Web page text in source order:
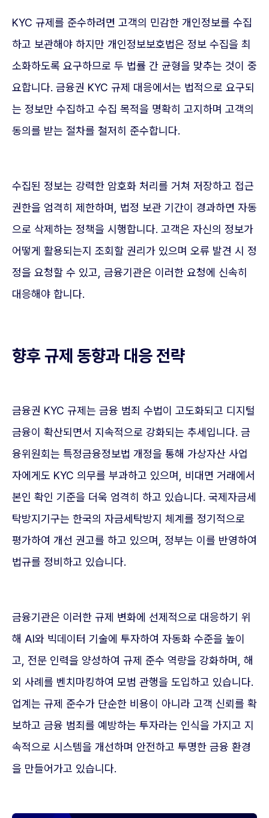
KYC 규제를 준수하려면 고객의 민감한 개인정보를 수집
하고 보관해야 하지만 개인정보보호법은 정보 수집을 최
소화하도록 요구하므로 두 법률 간 균형을 맞추는 것이 중
요합니다. 금융권 KYC 규제 대응에서는 법적으로 요구되
는 정보만 수집하고 수집 목적을 명확히 고지하며 고객의
동의를 받는 절차를 철저히 준수합니다.
수집된 정보는 강력한 암호화 처리를 거쳐 저장하고 접근
권한을 엄격히 제한하며, 법정 보관 기간이 경과하면 자동
으로 삭제하는 정책을 시행합니다. 고객은 자신의 정보가
어떻게 활용되는지 조회할 권리가 있으며 오류 발견 시 정
정을 요청할 수 있고, 금융기관은 이러한 요청에 신속히
대응해야 합니다.
향후 규제 동향과 대응 전략
금융권 KYC 규제는 금융 범죄 수법이 고도화되고 디지털
금융이 확산되면서 지속적으로 강화되는 추세입니다. 금
융위원회는 특정금융정보법 개정을 통해 가상자산 사업
자에게도 KYC 의무를 부과하고 있으며, 비대면 거래에서
본인 확인 기준을 더욱 엄격히 하고 있습니다. 국제자금세
탁방지기구는 한국의 자금세탁방지 체계를 정기적으로
평가하여 개선 권고를 하고 있으며, 정부는 이를 반영하여
법규를 정비하고 있습니다.
금융기관은 이러한 규제 변화에 선제적으로 대응하기 위
해 AI와 빅데이터 기술에 투자하여 자동화 수준을 높이
고, 전문 인력을 양성하여 규제 준수 역량을 강화하며, 해
외 사례를 벤치마킹하여 모범 관행을 도입하고 있습니다.
업계는 규제 준수가 단순한 비용이 아니라 고객 신뢰를 확
보하고 금융 범죄를 예방하는 투자라는 인식을 가지고 지
속적으로 시스템을 개선하며 안전하고 투명한 금융 환경
을 만들어가고 있습니다.